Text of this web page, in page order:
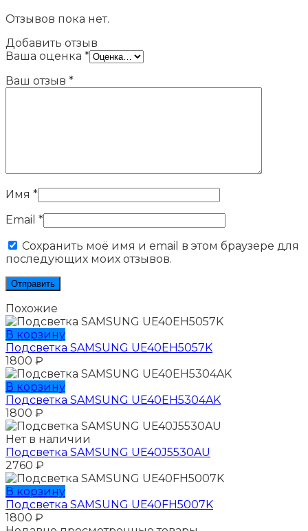
Отзывов пока нет.
Добавить отзыв
Ваша оценка *
Ваш отзыв *
Имя *
Email *
Сохранить моё имя и email в этом браузере для
последующих моих отзывов.
Похожие
В корзину
Подсветка SAMSUNG UE40EH5057K
1800 ₽
В корзину
Подсветка SAMSUNG UE40EH5304AK
1800 ₽
Нет в наличии
Подсветка SAMSUNG UE40J5530AU
2760 ₽
В корзину
Подсветка SAMSUNG UE40FH5007K
1800 ₽